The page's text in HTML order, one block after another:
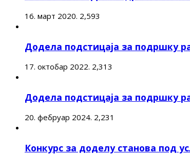
16. март 2020. 2,593
Додела подстицаја за подршку
17. октобар 2022. 2,313
Додела подстицаја за подршку
20. фебруар 2024. 2,231
Конкурс за доделу станова под